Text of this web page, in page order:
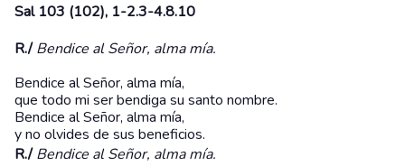
Sal 103 (102), 1-2.3-4.8.10
R./Bendice al Señor, alma mía.
Bendice al Señor, alma mía,
que todo mi ser bendiga su santo nombre.
Bendice al Señor, alma mía,
y no olvides de sus beneficios.
R./Bendice al Señor, alma mía.